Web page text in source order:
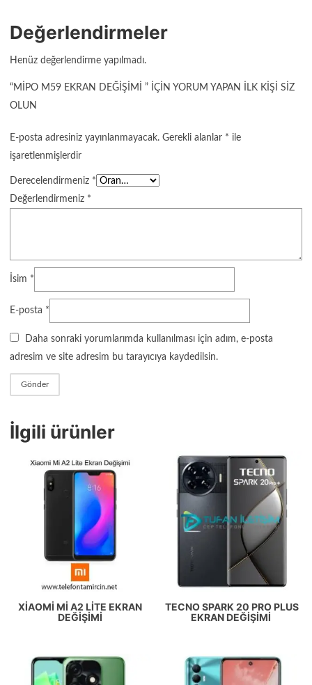
Değerlendirmeler
Henüz değerlendirme yapılmadı.
“MIPO M59 EKRAN DEĞIŞIMI ” IÇIN YORUM YAPAN ILK KIŞI SIZ
OLUN
E-posta adresiniz yayınlanmayacak. Gerekli alanlar * ile
işaretlenmişlerdir
Derecelendirmeniz *
Değerlendirmeniz *
İsim *
E-posta *
Daha sonraki yorumlarımda kullanılması için adım, e-posta
adresim ve site adresim bu tarayıcıya kaydedilsin.
İlgili ürünler
XIAOMI MI A2 LITE EKRAN
DEĞIŞIMI
TECNO SPARK 20 PRO PLUS
EKRAN DEĞIŞIMI